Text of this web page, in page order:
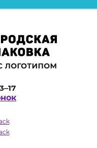
упаковки создадут
выделит ваш
вашей компании!